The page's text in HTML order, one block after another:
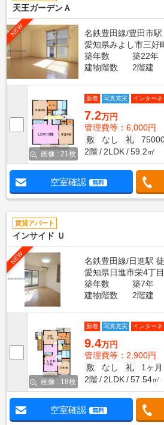
天王ガーデンＡ
NEW
名鉄豊田線/豊田市
愛知県みよし市三好
築年数
築22年
建物階数
2階建
画像 : 21枚
新着 写真充実 インター
7.2万円
管理費等：6,000円
敷
なし 礼
2階
2LDK 59.2㎡
空室確認 無料
賃貸アパート
インサイド Ｕ
NEW
名鉄豊田線/日進駅
愛知県日進市栄4丁目
築年数
築7年
建物階数
2階建
画像 : 18枚
新着 写真充実 インター
9.4万円
管理費等：2,900円
敷
なし 礼
1ヶ月
2階
2LDK 57.54㎡
空室確認 無料